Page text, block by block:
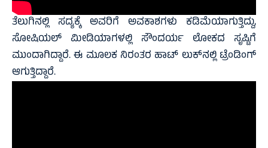
ತೆಲುಗಿನಲ್ಲಿ ಸದ್ಯಕ್ಕೆ ಅವರಿಗೆ ಅವಕಾಶಗಳು ಕಡಿಮೆಯಾಗುತ್ತಿದ್ದು,
ಸೋಷಿಯಲ್‌ ಮೀಡಿಯಾಗಳಲ್ಲಿ ಸೌಂದರ್ಯ ಲೋಕದ ಸೃಷ್ಟಿಗೆ
ಮುಂದಾಗಿದ್ದಾರೆ. ಈ ಮೂಲಕ ನಿರಂತರ ಹಾಟ್ ಲುಕ್‌ನಲ್ಲಿ ಟ್ರೆಂಡಿಂಗ್
ಆಗುತ್ತಿದ್ದಾರೆ.